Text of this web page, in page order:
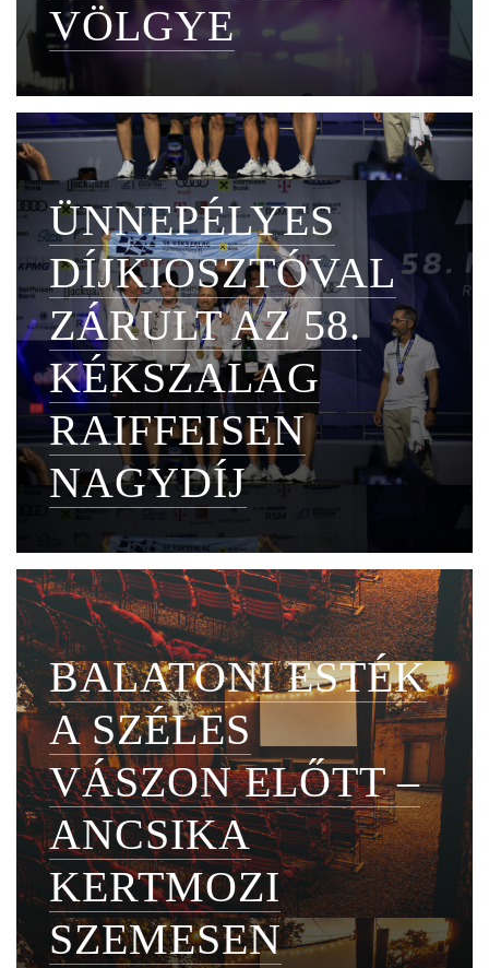
VÖLGYE
ÜNNEPÉLYES
DÍJKIOSZTÓVAL
ZÁRULT AZ 58.
KÉKSZALAG
RAIFFEISEN
NAGYDÍJ
BALATONI ESTÉK
A SZÉLES
VÁSZON ELŐTT –
ANCSIKA
KERTMOZI
SZEMESEN